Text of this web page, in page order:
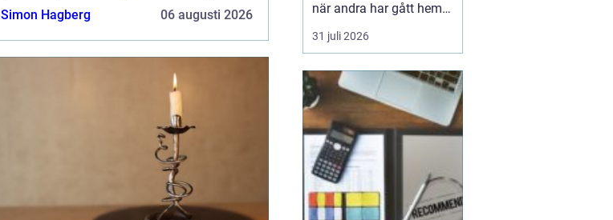
professionellt intryck. Oavsett om det
Simon Hagberg 06 augusti 2026
när andra har gått hem
för dagen. Under sena
kvällar, nätter och helger
människor på
äldreboenden, LSS-
boenden, inom
socialpsykiatrin och i
ord...
31 juli 2026